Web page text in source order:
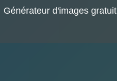
Générateur d'images gratuit